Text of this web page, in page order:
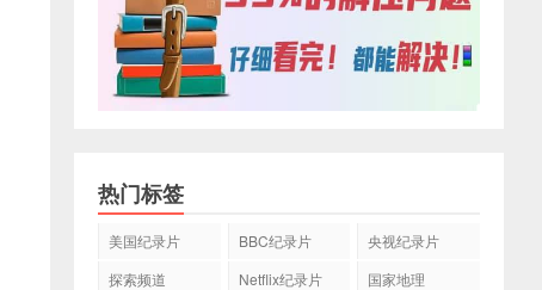
热门标签
美国纪录片 BBC纪录片
央视纪录片
探索频道
Netflix纪录片
国家地理